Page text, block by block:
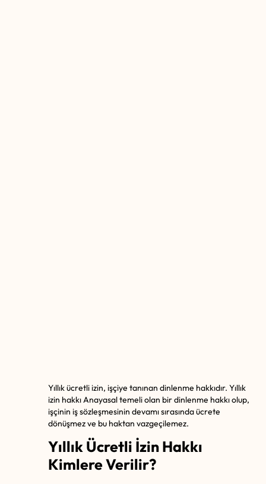
Yıllık ücretli izin, işçiye tanınan dinlenme hakkıdır. Yıllık
izin hakkı Anayasal temeli olan bir dinlenme hakkı olup,
işçinin iş sözleşmesinin devamı sırasında ücrete
dönüşmez ve bu haktan vazgeçilemez.
Yıllık Ücretli İzin Hakkı
Kimlere Verilir?